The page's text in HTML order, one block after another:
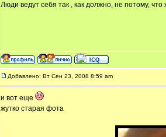
Люди ведут себя так , как должно, не потому,
Добавлено: Вт Сен 23, 2008 8:59 am
и вот еще
жутко старая фота